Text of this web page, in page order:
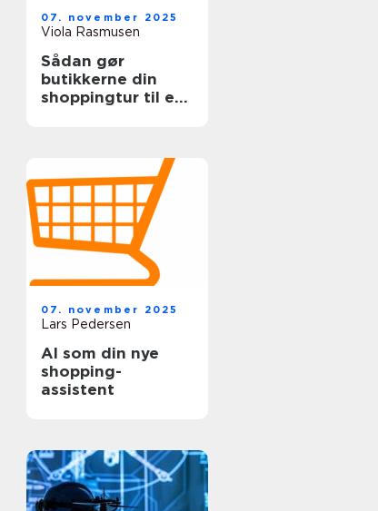
07. november 2025
Viola Rasmusen
Sådan gør
butikkerne din
shoppingtur til en
07. november 2025
Lars Pedersen
AI som din nye
shopping-
assistent